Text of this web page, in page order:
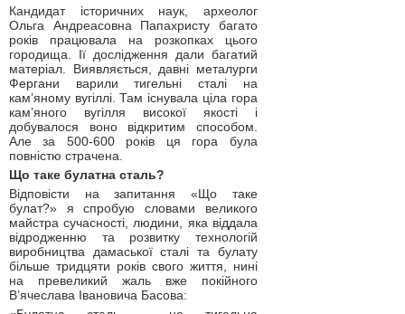
Кандидат історичних наук, археолог
Ольга Андреасовна Папахристу багато
років працювала на розкопках цього
городища. Ії дослідження дали багатий
матеріал. Виявляється, давні металурги
Фергани варили тигельні сталі на
кам’яному вугіллі. Там існувала ціла гора
кам’яного вугілля високої якості і
добувалося воно відкритим способом.
Але за 500-600 років ця гора була
повністю страчена.
Що таке булатна сталь?
Відповісти на запитання «Що таке
булат?» я спробую словами великого
майстра сучасності, людини, яка віддала
відродженню та розвитку технологій
виробництва дамаської сталі та булату
більше тридцяти років свого життя, нині
на превеликий жаль вже покійного
В’ячеслава Івановича Басова: